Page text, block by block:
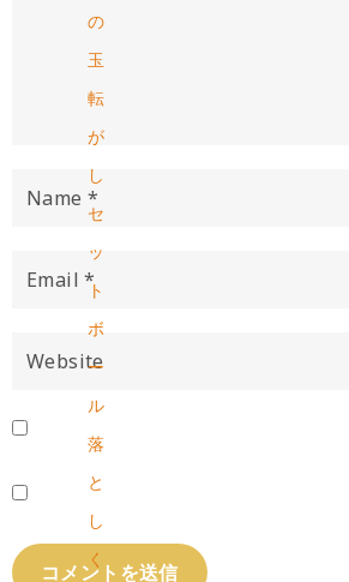
の
玉
転
が
し
セ
ッ
ト
ボ
ー
ル
落
と
し
く